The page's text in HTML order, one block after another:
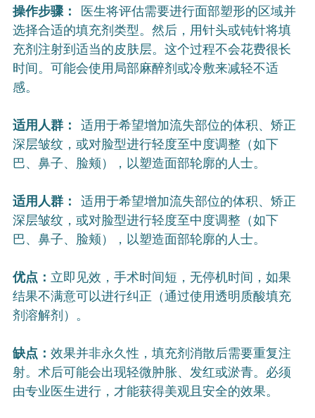
操作步骤： 医生将评估需要进行面部塑形的区域并
选择合适的填充剂类型。然后，用针头或钝针将填
充剂注射到适当的皮肤层。这个过程不会花费很长
时间。可能会使用局部麻醉剂或冷敷来减轻不适
感。
适用人群： 适用于希望增加流失部位的体积、矫正
深层皱纹，或对脸型进行轻度至中度调整（如下
巴、鼻子、脸颊），以塑造面部轮廓的人士。
适用人群： 适用于希望增加流失部位的体积、矫正
深层皱纹，或对脸型进行轻度至中度调整（如下
巴、鼻子、脸颊），以塑造面部轮廓的人士。
优点： 立即见效，手术时间短，无停机时间，如果
结果不满意可以进行纠正（通过使用透明质酸填充
剂溶解剂）。
缺点： 效果并非永久性，填充剂消散后需要重复注
射。术后可能会出现轻微肿胀、发红或淤青。必须
由专业医生进行，才能获得美观且安全的效果。